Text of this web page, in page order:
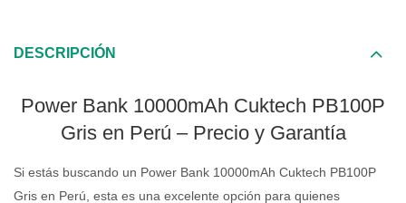
DESCRIPCIÓN
Power Bank 10000mAh Cuktech PB100P
Gris en Perú – Precio y Garantía
Si estás buscando un Power Bank 10000mAh Cuktech PB100P
Gris en Perú, esta es una excelente opción para quienes